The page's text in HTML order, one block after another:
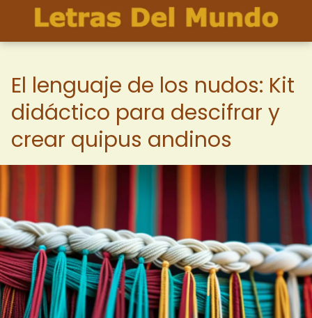
El lenguaje de los nudos: Kit
didáctico para descifrar y
crear quipus andinos